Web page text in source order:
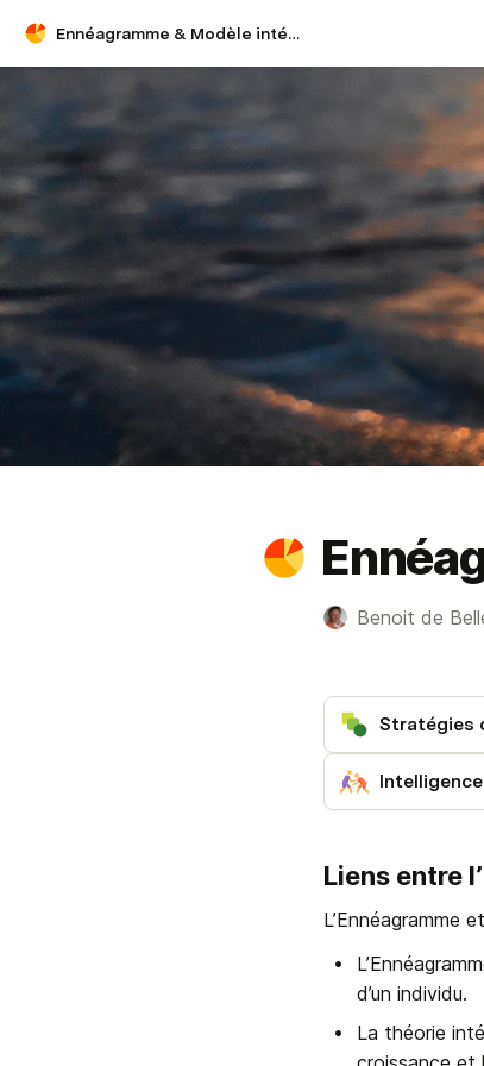
Ennéagramme & Modèle intégral
Benoit de
Stratégies
Liens entre
L’Ennéagramme
d’un individu.
La théorie